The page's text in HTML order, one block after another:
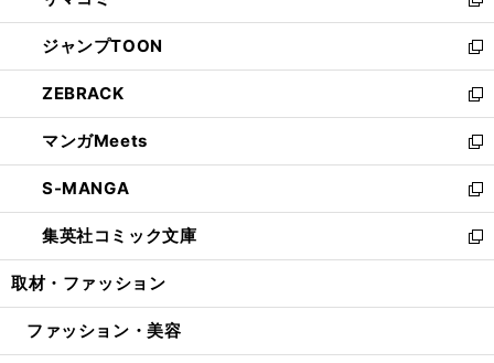
開
く
ウ
で
開
く
ン
ド
ウ
で
開
く
ウ
ィ
ン
ド
ウ
で
開
く
し
い
ウ
ィ
ン
ド
ウ
で
開
く
ジャンプTOON
新
し
い
ウ
ィ
ン
ド
ウ
で
開
ZEBRACK
新
し
い
ウ
ィ
ン
ド
ウ
開
マンガMeets
新
し
い
ウ
ィ
ン
ウ
開
S-MANGA
新
し
い
ウ
ン
ウ
集英社コミック文庫
新
し
ウ
ン
取材・ファッション
ファッション・美容